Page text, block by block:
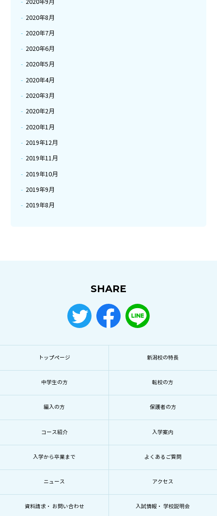
2020年9月
2020年8月
2020年7月
2020年6月
2020年5月
2020年4月
2020年3月
2020年2月
2020年1月
2019年12月
2019年11月
2019年10月
2019年9月
2019年8月
SHARE
トップページ 新潟校の特長
中学生の方 転校の方
編入の方 保護者の方
コース紹介 入学案内
入学から卒業まで よくあるご質問
ニュース アクセス
資料請求・ お問い合わせ 入試情報・ 学校説明会